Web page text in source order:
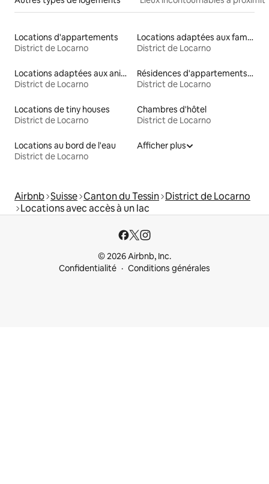
Locations d'appartements
District de Locarno
Locations adaptées aux familles
District de Locarno
Locations adaptées aux animaux
District de Locarno
Résidences d'appartements en location
District de Locarno
Locations de tiny houses
District de Locarno
Chambres d'hôtel
District de Locarno
Locations au bord de l'eau
District de Locarno
Afficher plus
Airbnb Suisse Canton du Tessin District de Locarno
Locations avec accès à un lac
© 2026 Airbnb, Inc.
Confidentialité
Conditions générales